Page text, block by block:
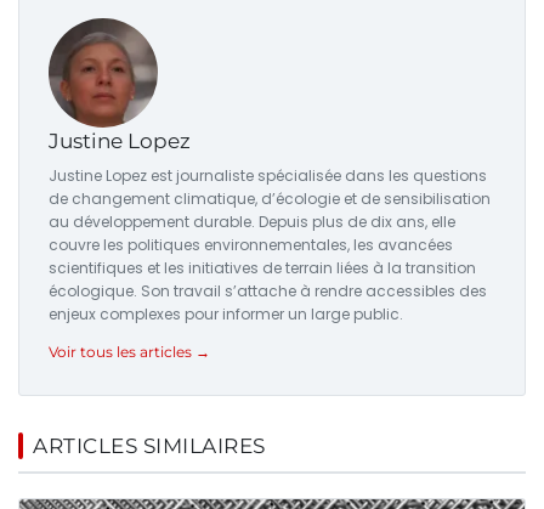
Justine Lopez
Justine Lopez est journaliste spécialisée dans les questions
de changement climatique, d’écologie et de sensibilisation
au développement durable. Depuis plus de dix ans, elle
couvre les politiques environnementales, les avancées
scientifiques et les initiatives de terrain liées à la transition
écologique. Son travail s’attache à rendre accessibles des
enjeux complexes pour informer un large public.
Voir tous les articles →
ARTICLES SIMILAIRES